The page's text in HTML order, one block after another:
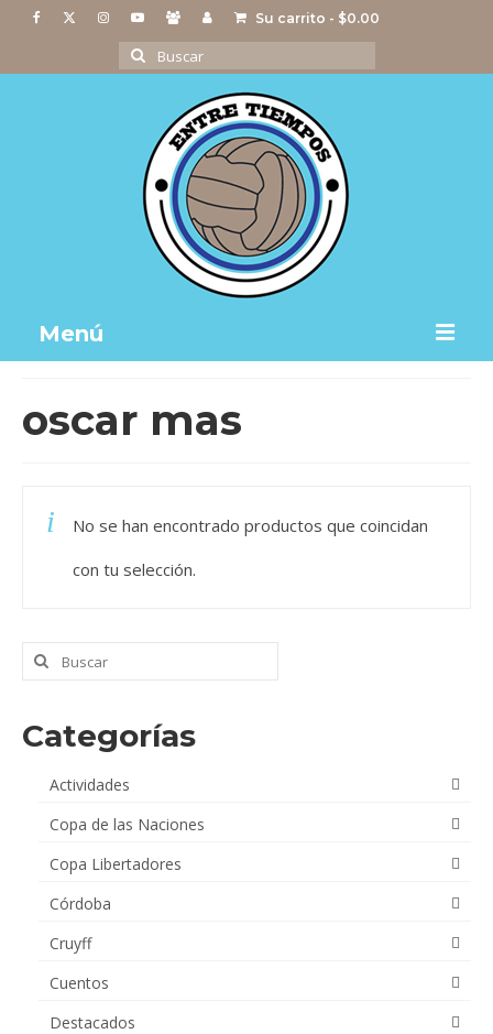
Su carrito - $0.00
Buscar
por:
Menú
Actividades
Videos
Tienda
oscar mas
No se han encontrado productos que coincidan
con tu selección.
Buscar
por:
Categorías
Actividades
Copa de las Naciones
Copa Libertadores
Córdoba
Cruyff
Cuentos
Destacados